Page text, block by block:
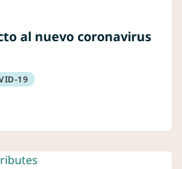
al nuevo coronavirus
19